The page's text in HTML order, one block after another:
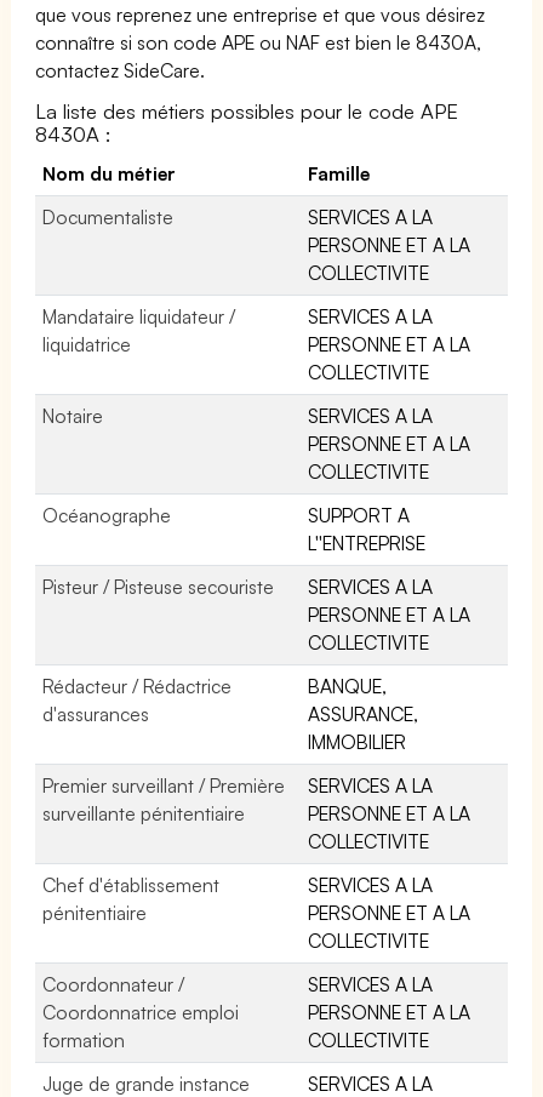
que vous reprenez une entreprise et que vous désirez
connaître si son code APE ou NAF est bien le 8430A,
contactez SideCare.
La liste des métiers possibles pour le code APE
8430A :
Nom du métier
Famille
Documentaliste
SERVICES A LA
PERSONNE ET A LA
COLLECTIVITE
Mandataire liquidateur /
liquidatrice
SERVICES A LA
PERSONNE ET A LA
COLLECTIVITE
Notaire
SERVICES A LA
PERSONNE ET A LA
COLLECTIVITE
Océanographe
SUPPORT A
L''ENTREPRISE
Pisteur / Pisteuse secouriste
SERVICES A LA
PERSONNE ET A LA
COLLECTIVITE
Rédacteur / Rédactrice
d'assurances
BANQUE,
ASSURANCE,
IMMOBILIER
Premier surveillant / Première
surveillante pénitentiaire
SERVICES A LA
PERSONNE ET A LA
COLLECTIVITE
Chef d'établissement
pénitentiaire
SERVICES A LA
PERSONNE ET A LA
COLLECTIVITE
Coordonnateur /
Coordonnatrice emploi
formation
SERVICES A LA
PERSONNE ET A LA
COLLECTIVITE
Juge de grande instance
SERVICES A LA